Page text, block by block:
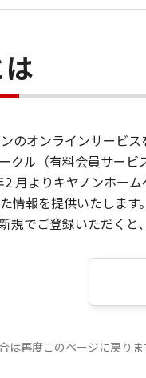
ンのオンラインサービ
クル（有料会員サー
月よりキヤノンホー
情報を提供いたしま
規でご登録いただくと
は再度このページに戻りま